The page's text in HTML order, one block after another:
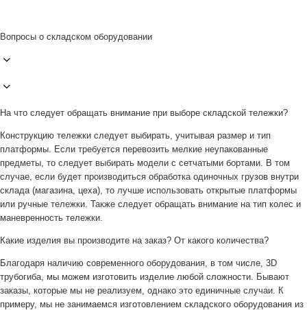
Вопросы о складском оборудовании
На что следует обращать внимание при выборе складской тележки?
Конструкцию тележки следует выбирать, учитывая размер и тип
платформы. Если требуется перевозить мелкие неупакованные
предметы, то следует выбирать модели с сетчатыми бортами. В том
случае, если будет производиться обработка одиночных грузов внутри
склада (магазина, цеха), то лучше использовать открытые платформы
или ручные тележки. Также следует обращать внимание на тип колес и
маневренность тележки.
Какие изделия вы производите на заказ? От какого количества?
Благодаря наличию современного оборудования, в том числе, 3D
трубогиба, мы можем изготовить изделие любой сложности. Бывают
заказы, которые мы не реализуем, однако это единичные случаи. К
примеру, мы не занимаемся изготовлением складского оборудования из